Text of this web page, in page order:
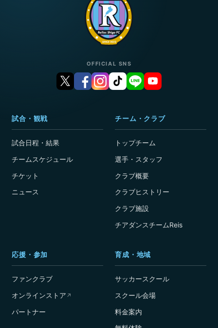
OFFICIAL SNS
試合・観戦
試合日程・結果
チームスケジュール
チケット
ニュース
チーム・クラブ
トップチーム
選手・スタッフ
クラブ概要
クラブヒストリー
クラブ施設
チアダンスチームReis
応援・参加
ファンクラブ
オンラインストア ↗
パートナー
育成・地域
サッカースクール
スクール会場
料金案内